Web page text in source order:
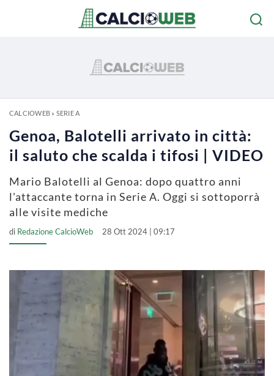
CALCIOWEB» SERIE A
Genoa, Balotelli arrivato in città:
il saluto che scalda i tifosi | VIDEO
Mario Balotelli al Genoa: dopo quattro anni
l'attaccante torna in Serie A. Oggi si sottoporrà
alle visite mediche
di Redazione CalcioWeb 28 Ott 2024 | 09:17